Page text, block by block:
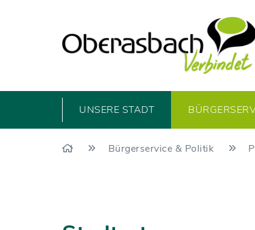
UNSERE STADT
Bürgerservice & Politik